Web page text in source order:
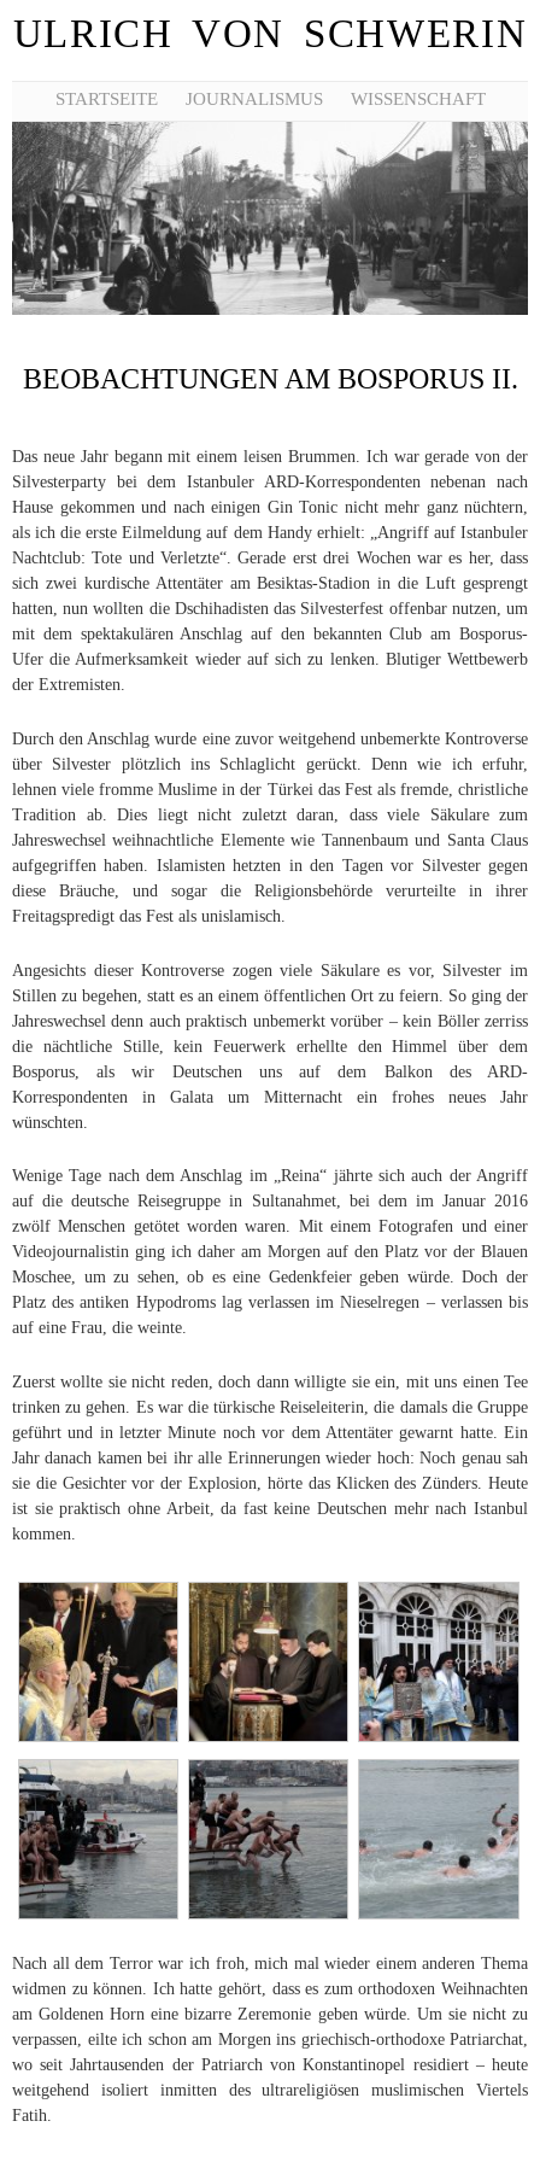
ULRICH VON SCHWERIN
STARTSEITE JOURNALISMUS WISSENSCHAFT
BEOBACHTUNGEN AM BOSPORUS II.
Das neue Jahr begann mit einem leisen Brummen. Ich war gerade von der
Silvesterparty bei dem Istanbuler ARD-Korrespondenten nebenan nach
Hause gekommen und nach einigen Gin Tonic nicht mehr ganz nüchtern,
als ich die erste Eilmeldung auf dem Handy erhielt: „Angriff auf Istanbuler
Nachtclub: Tote und Verletzte“. Gerade erst drei Wochen war es her, dass
sich zwei kurdische Attentäter am Besiktas-Stadion in die Luft gesprengt
hatten, nun wollten die Dschihadisten das Silvesterfest offenbar nutzen, um
mit dem spektakulären Anschlag auf den bekannten Club am Bosporus-
Ufer die Aufmerksamkeit wieder auf sich zu lenken. Blutiger Wettbewerb
der Extremisten.
Durch den Anschlag wurde eine zuvor weitgehend unbemerkte Kontroverse
über Silvester plötzlich ins Schlaglicht gerückt. Denn wie ich erfuhr,
lehnen viele fromme Muslime in der Türkei das Fest als fremde, christliche
Tradition ab. Dies liegt nicht zuletzt daran, dass viele Säkulare zum
Jahreswechsel weihnachtliche Elemente wie Tannenbaum und Santa Claus
aufgegriffen haben. Islamisten hetzten in den Tagen vor Silvester gegen
diese Bräuche, und sogar die Religionsbehörde verurteilte in ihrer
Freitagspredigt das Fest als unislamisch.
Angesichts dieser Kontroverse zogen viele Säkulare es vor, Silvester im
Stillen zu begehen, statt es an einem öffentlichen Ort zu feiern. So ging der
Jahreswechsel denn auch praktisch unbemerkt vorüber – kein Böller zerriss
die nächtliche Stille, kein Feuerwerk erhellte den Himmel über dem
Bosporus, als wir Deutschen uns auf dem Balkon des ARD-
Korrespondenten in Galata um Mitternacht ein frohes neues Jahr
wünschten.
Wenige Tage nach dem Anschlag im „Reina“ jährte sich auch der Angriff
auf die deutsche Reisegruppe in Sultanahmet, bei dem im Januar 2016
zwölf Menschen getötet worden waren. Mit einem Fotografen und einer
Videojournalistin ging ich daher am Morgen auf den Platz vor der Blauen
Moschee, um zu sehen, ob es eine Gedenkfeier geben würde. Doch der
Platz des antiken Hypodroms lag verlassen im Nieselregen – verlassen bis
auf eine Frau, die weinte.
Zuerst wollte sie nicht reden, doch dann willigte sie ein, mit uns einen Tee
trinken zu gehen. Es war die türkische Reiseleiterin, die damals die Gruppe
geführt und in letzter Minute noch vor dem Attentäter gewarnt hatte. Ein
Jahr danach kamen bei ihr alle Erinnerungen wieder hoch: Noch genau sah
sie die Gesichter vor der Explosion, hörte das Klicken des Zünders. Heute
ist sie praktisch ohne Arbeit, da fast keine Deutschen mehr nach Istanbul
kommen.
Nach all dem Terror war ich froh, mich mal wieder einem anderen Thema
widmen zu können. Ich hatte gehört, dass es zum orthodoxen Weihnachten
am Goldenen Horn eine bizarre Zeremonie geben würde. Um sie nicht zu
verpassen, eilte ich schon am Morgen ins griechisch-orthodoxe Patriarchat,
wo seit Jahrtausenden der Patriarch von Konstantinopel residiert – heute
weitgehend isoliert inmitten des ultrareligiösen muslimischen Viertels
Fatih.